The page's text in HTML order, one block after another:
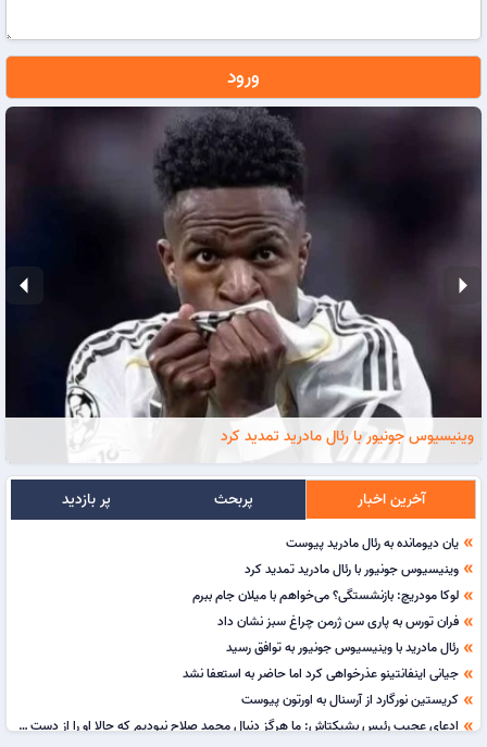
ورود
وینیسیوس جونیور با رئال مادرید تمدید کرد
arrow_right
arrow_left
آخرین اخبار پربحث پر بازدید
double_arrow یان دیومانده به رئال مادرید پیوست
double_arrow وینیسیوس جونیور با رئال مادرید تمدید کرد
double_arrow لوکا مودریچ: بازنشستگی؟ می‌خواهم با میلان جام ببرم
double_arrow فران تورس به پاری سن ژرمن چراغ سبز نشان داد
double_arrow رئال مادرید با وینیسیوس جونیور به توافق رسید
double_arrow جیانی اینفانتینو عذرخواهی کرد اما حاضر به استعفا نشد
double_arrow کریستین نورگارد از آرسنال به اورتون پیوست
double_arrow ادعای عجیب رئیس بشیکتاش: ما هرگز دنبال محمد صلاح نبودیم که حالا او را از دست داده باشیم!